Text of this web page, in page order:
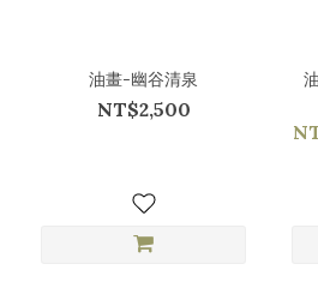
油畫-幽谷清泉
NT$2,500